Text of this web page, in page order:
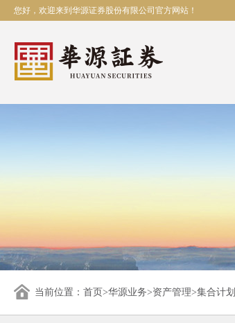
您好，欢迎来到华源证券股份有限公司官方网站！
当前位置： 首页>华源业务>资产管理>集合计划